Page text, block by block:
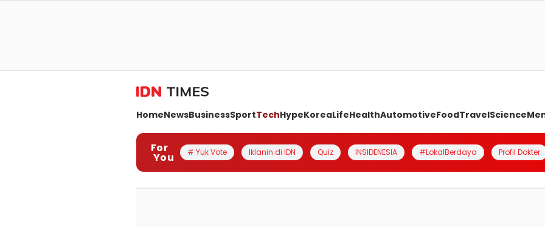
HomeNewsBusinessSportTechHypeKoreaLifeHealthAutomotiveFoodTravelScience
For
You # Yuk Vote Iklanin di IDN Quiz INSIDENESIA #LokalBerdaya Profil Dokter